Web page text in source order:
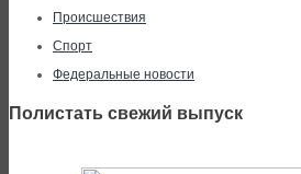
Происшествия
Спорт
Федеральные новости
Полистать свежий выпуск